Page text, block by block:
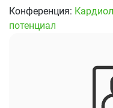
Конференция:
потенциал